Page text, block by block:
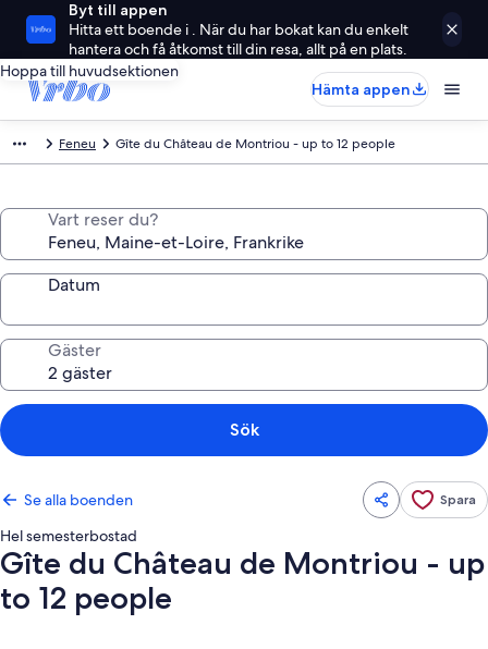
Byt till appen
Hitta ett boende i . När du har bokat kan du enkelt
hantera och få åtkomst till din resa, allt på en plats.
Hoppa till huvudsektionen
Hämta appen
Feneu Gîte du Château de Montriou - up to 12 people
Vart reser du?
Datum
Gäster
Sök
Se alla boenden Spara
Hel semesterbostad
Gîte du Château de Montriou - up
to 12 people